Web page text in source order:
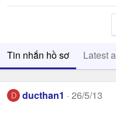
Tin nhắn hồ sơ Latest
D ducthan1 26/5/13